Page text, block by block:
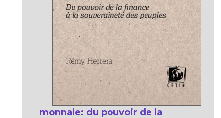
monnaie: du pouvoir de la